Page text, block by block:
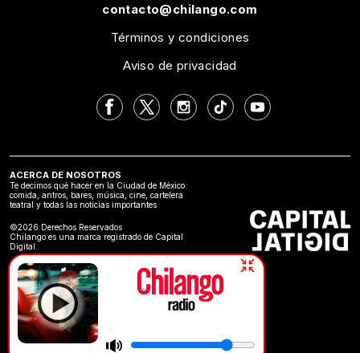
contacto@chilango.com
Términos y condiciones
Aviso de privacidad
ACERCA DE NOSOTROS
Te decimos qué hacer en la Ciudad de México:
comida, antros, bares, música, cine, cartelera
teatral y todas las noticias importantes
©2026 Derechos Reservados
Chilango es una marca registrado de Capital
Digital.